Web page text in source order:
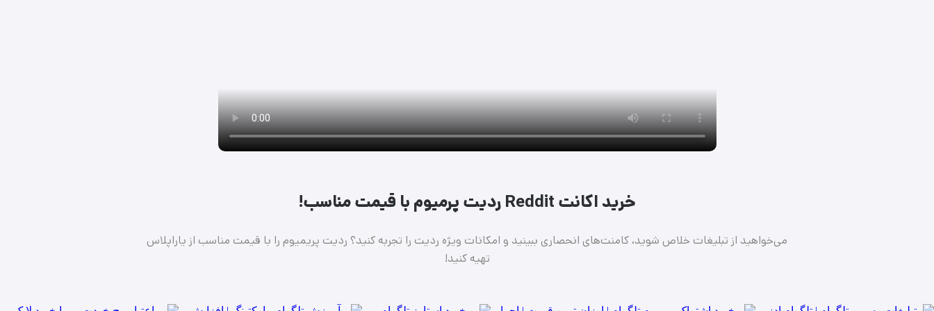
خرید اکانت Reddit ردیت پرمیوم با قیمت مناسب!
می‌خواهید از تبلیغات خلاص شوید، کامنت‌های انحصاری ببینید و امکانات ویژه ردیت را تجربه کنید؟ ردیت پریمیوم را با قیمت مناسب از یاراپلاس
تهیه کنید!